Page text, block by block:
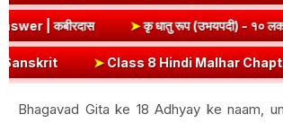
& Question Answer | कबीरदास ➤कृ
8 Hindi Malhar Chapter 4 Haridwar | हरिद्वार
Bhagavad Gita ke 18 Adhyay ke naam,